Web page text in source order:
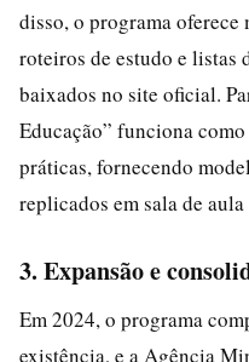
disso, o programa
roteiros de estudo e listas
baixados no site oficial.
Educação” funciona
práticas, fornecendo
replicados em sala de
3. Expansão e
Em 2024, o programa
existência, e a Agência